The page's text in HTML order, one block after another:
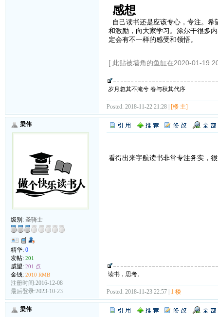
感想
自己读书还是应该专心，专注。希
和激励，向大家学习。涂尔干很多
定会有不一样的感受和领悟。
[ 此贴被墙角的鱼缸在2020-01-19
岁月忽其不淹兮 春与秋其代序
Posted: 2018-11-22 21:28 | [楼 主]
梁伟
级别: 圣骑士
精华: 0
发帖: 201
威望: 201 点
金钱: 2010 RMB
注册时间:2016-12-08
最后登录:2023-10-23
看得出来宇航读书非常专注务实，
读书，思考。
Posted: 2018-11-23 22:57 | 1 楼
梁伟